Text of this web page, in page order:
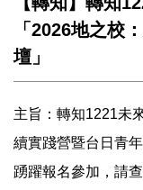
「2026地之校
壇」
主旨：轉知1221未
續實踐營暨台日青
踴躍報名參加，請查